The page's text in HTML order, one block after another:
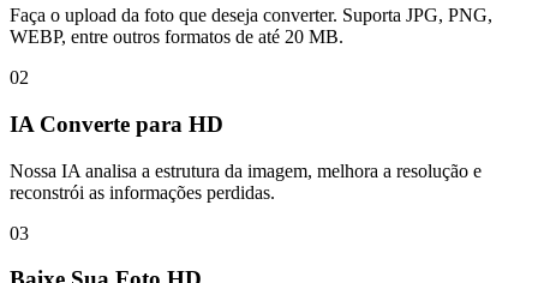
Faça o upload da foto que deseja converter. Suporta JPG, PNG,
WEBP, entre outros formatos de até 20 MB.
02
IA Converte para HD
Nossa IA analisa a estrutura da imagem, melhora a resolução e
reconstrói as informações perdidas.
03